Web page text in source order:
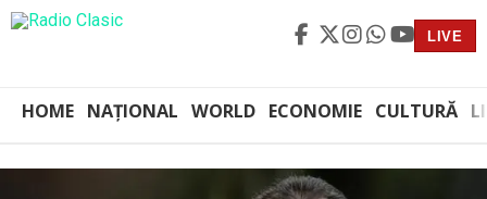
LIVE
HOME NAȚIONAL WORLD ECONOMIE CULTURĂ